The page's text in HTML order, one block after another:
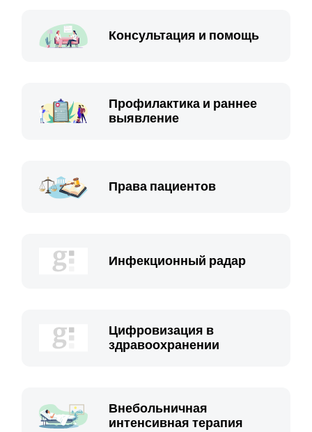
Консультация и помощь
Профилактика и раннее
выявление
Права пациентов
Инфекционный радар
Цифровизация в
здравоохранении
Внебольничная
интенсивная терапия